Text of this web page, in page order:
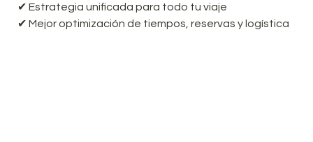
✔ Estrategia unificada para todo tu viaje
✔ Mejor optimización de tiempos, reservas y logística